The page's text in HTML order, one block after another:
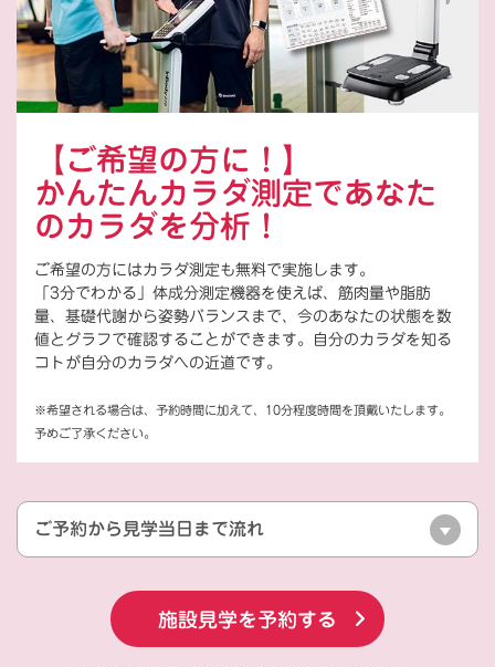
【ご希望の方に！】
かんたんカラダ測定であなた
のカラダを分析！
ご希望の方にはカラダ測定も無料で実施します。
「3分でわかる」体成分測定機器を使えば、筋肉量や脂肪
量、基礎代謝から姿勢バランスまで、今のあなたの状態を数
値とグラフで確認することができます。自分のカラダを知る
コトが自分のカラダへの近道です。
※希望される場合は、予約時間に加えて、10分程度時間を頂戴いたします。
予めご了承ください。
ご予約から見学当日まで流れ
施設見学を予約する